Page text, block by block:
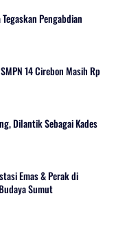
Pengabdian
14 Cirebon Masih Rp
Dilantik Sebagai Kades
Emas & Perak di
Sumut